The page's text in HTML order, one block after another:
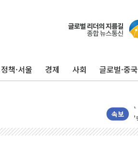
정책·서울 경제 사회 글로벌·중국
속보
[
'